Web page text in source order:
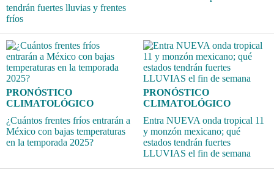
tendrán fuertes lluvias y frentes
fríos
PRONÓSTICO
CLIMATOLÓGICO
¿Cuántos frentes fríos entrarán a
México con bajas temperaturas
en la temporada 2025?
PRONÓSTICO
CLIMATOLÓGICO
Entra NUEVA onda tropical 11
y monzón mexicano; qué
estados tendrán fuertes
LLUVIAS el fin de semana